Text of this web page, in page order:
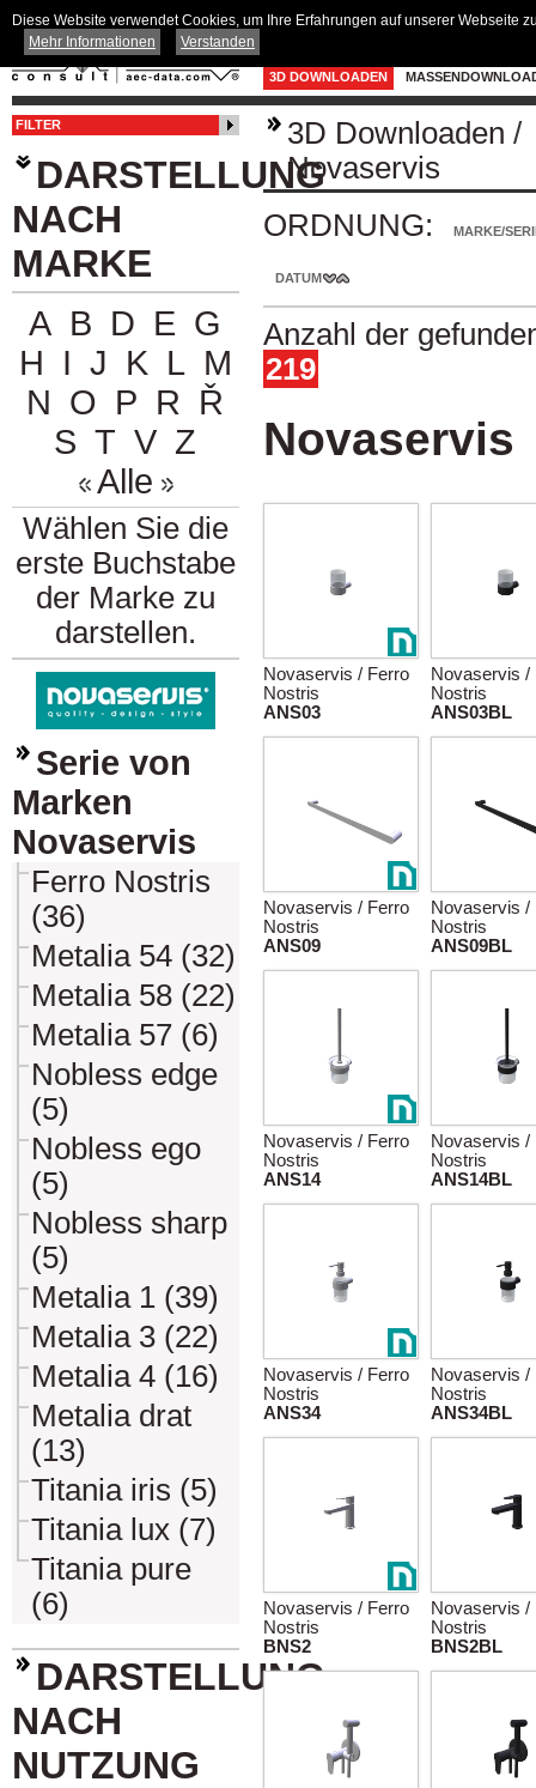
3D DOWNLOADEN
FILTER
DARSTELLUNG
NACH
MARKE
A B D E G
H I J K L M
N O P R Ř
S T V Z
Alle
Wählen Sie die
erste Buchstabe
der Marke zu
darstellen.
Serie von
Marken
Novaservis
Ferro Nostris
(36)
Metalia 54 (32)
Metalia 58 (22)
Metalia 57 (6)
Nobless edge
(5)
Nobless ego
(5)
Nobless sharp
(5)
Metalia 1 (39)
Metalia 3 (22)
Metalia 4 (16)
Metalia drat
(13)
Titania iris (5)
Titania lux (7)
Titania pure
(6)
DARSTELLUNG
NACH
NUTZUNG
3D Downloaden /
Novaservis
ORDNUNG:
MARKE/
DATUM
Anzahl der
219
Novaservis
Novaservis / Ferro
Nostris
ANS03
Novaservis /
Nostris
ANS03BL
Novaservis / Ferro
Nostris
ANS09
Novaservis /
Nostris
ANS09BL
Novaservis / Ferro
Nostris
ANS14
Novaservis /
Nostris
ANS14BL
Novaservis / Ferro
Nostris
ANS34
Novaservis /
Nostris
ANS34BL
Novaservis / Ferro
Nostris
BNS2
Novaservis /
Nostris
BNS2BL
Diese Website verwendet Cookies, um Ihre Erfahrungen auf unserer Webseite
Mehr Informationen
Verstanden